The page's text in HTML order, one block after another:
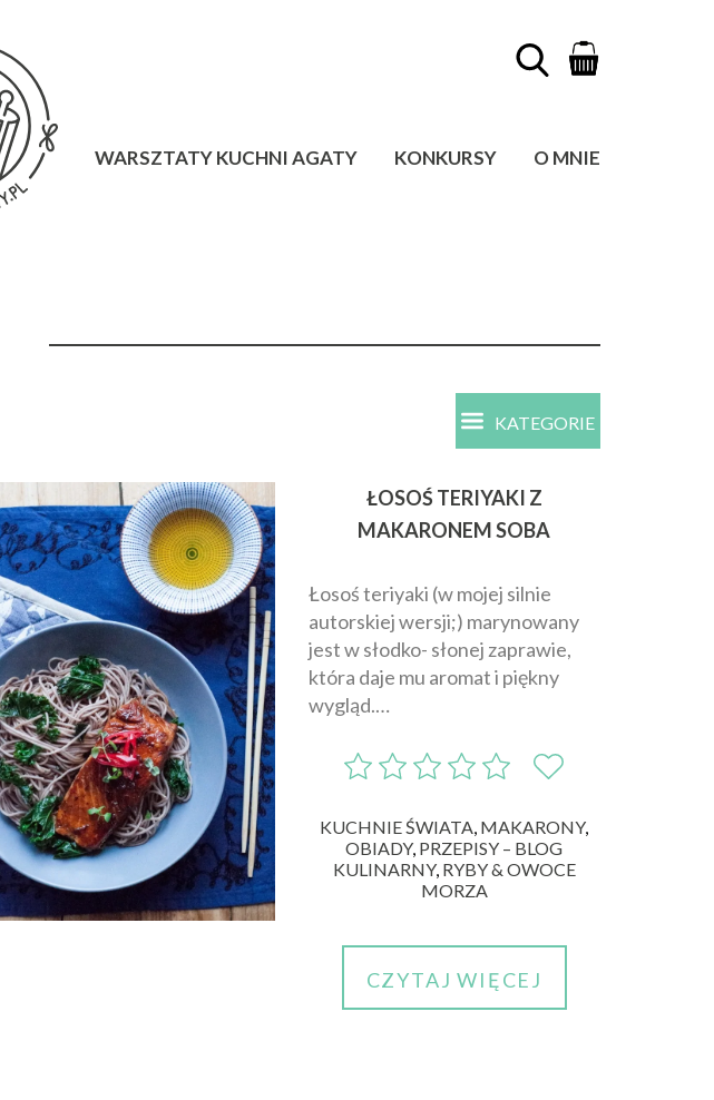
WARSZTATY KUCHNI AGATY KONKURSY O MNIE
KATEGORIE
ŁOSOŚ TERIYAKI Z
MAKARONEM SOBA
Łosoś teriyaki (w mojej silnie
autorskiej wersji;) marynowany
jest w słodko- słonej zaprawie,
która daje mu aromat i piękny
wygląd.…
KUCHNIE ŚWIATA, MAKARONY,
OBIADY, PRZEPISY – BLOG
KULINARNY, RYBY & OWOCE
MORZA
CZYTAJ WIĘCEJ